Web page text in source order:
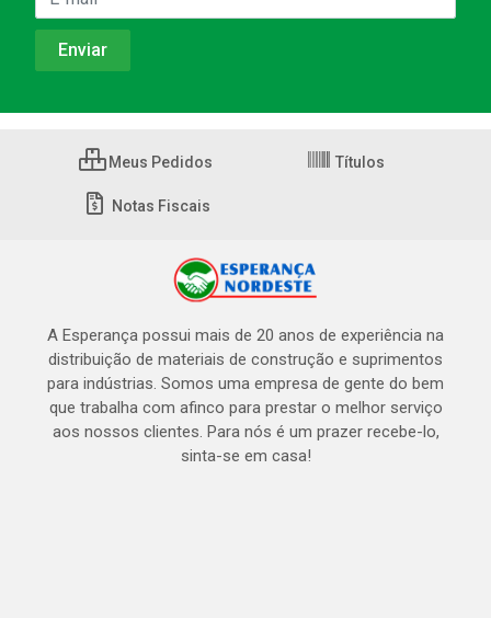
Meus Pedidos Títulos
Notas Fiscais
A Esperança possui mais de 20 anos de experiência na
distribuição de materiais de construção e suprimentos
para indústrias. Somos uma empresa de gente do bem
que trabalha com afinco para prestar o melhor serviço
aos nossos clientes. Para nós é um prazer recebe-lo,
sinta-se em casa!